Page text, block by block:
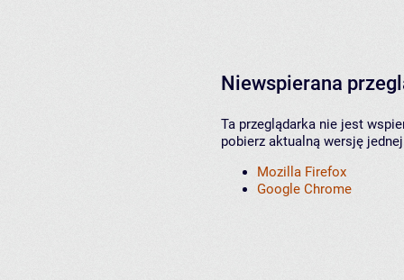
Niewspierana
Ta przeglądarka nie jest
pobierz aktualną wersję
Mozilla Firefox
Google Chrome